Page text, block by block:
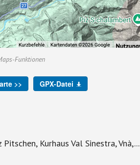
Funktionen
>> GPX-Datei
Pitschen, Kurhaus Val Sinestra, Vnà,...